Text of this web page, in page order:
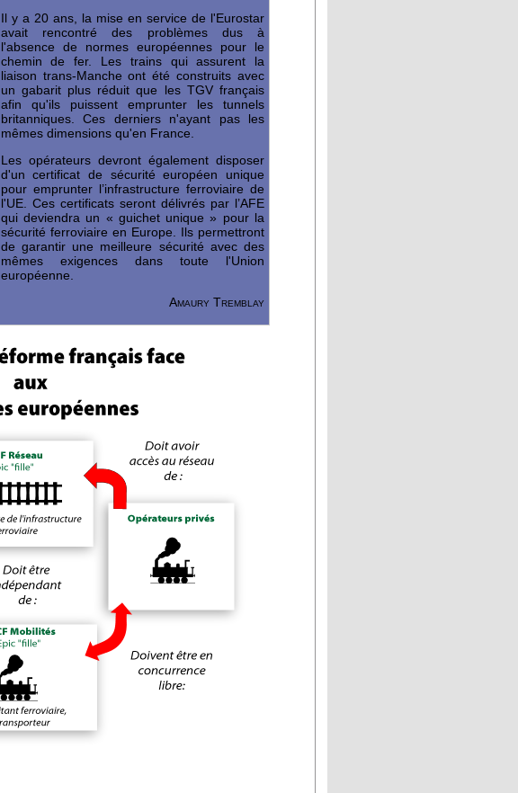
Il y a 20 ans, la mise en service de l'Eurostar
avait rencontré des problèmes dus à
l'absence de normes européennes pour le
chemin de fer. Les trains qui assurent la
liaison trans-Manche ont été construits avec
un gabarit plus réduit que les TGV français
afin qu'ils puissent emprunter les tunnels
britanniques. Ces derniers n'ayant pas les
mêmes dimensions qu'en France.
Les opérateurs devront également disposer
d'un certificat de sécurité européen unique
pour emprunter l’infrastructure ferroviaire de
l'UE. Ces certificats seront délivrés par l’AFE
qui deviendra un « guichet unique » pour la
sécurité ferroviaire en Europe. Ils permettront
de garantir une meilleure sécurité avec des
mêmes exigences dans toute l'Union
européenne.
Amaury Tremblay